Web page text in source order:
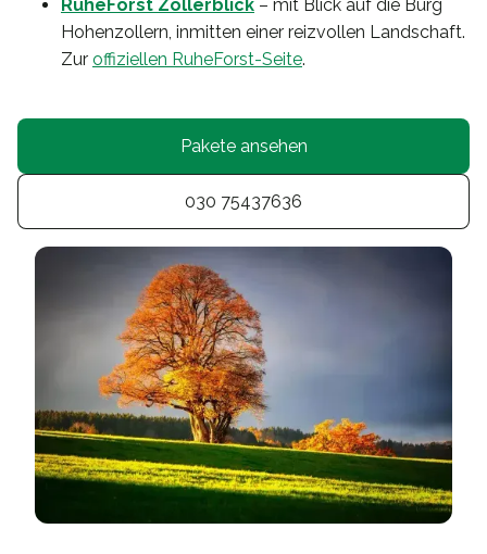
RuheForst Zollerblick – mit Blick auf die Burg
Hohenzollern, inmitten einer reizvollen Landschaft.
Zur offiziellen RuheForst-Seite.
Pakete ansehen
030 75437636